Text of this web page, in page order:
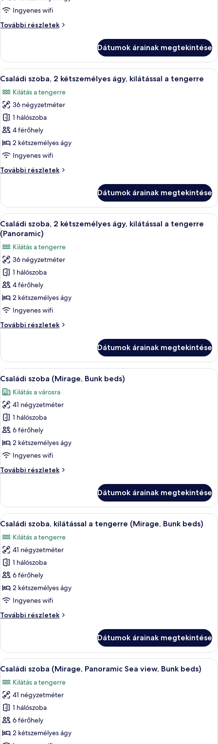
szoba,
kétszemélyes
Ingyenes wifi
További részletek
Családi
ágy
további
részletei
Dátumok árainak megtekintése
A
következő
szoba
összes
képének
megtekintése:
Családi
szoba,
kétszemélyes
a
tengerre
Egy szállodai szoba két ággyal, egy
8
Családi szoba, 2 kétszemélyes ágy, kilátással a tengerre
Kilátás a tengerre
36 négyzetméter
1 hálószoba
4 férőhely
2 kétszemélyes ágy
Ingyenes wifi
További részletek
Családi
ágy,
kilátással
a
tengerre
további
részletei
Dátumok árainak megtekintése
A
következő
szoba
összes
képének
megtekintése:
Családi
szoba,
2
ágy,
tengerre
(Panoramic)
Egy erkély, ahonnan a tengerpartra
6
Családi szoba, 2 kétszemélyes ágy, kilátással a tengerre
(Panoramic)
Kilátás a tengerre
36 négyzetméter
1 hálószoba
4 férőhely
2 kétszemélyes ágy
Ingyenes wifi
További részletek
Családi
ágy,
kilátással
a
(Panoramic)
további
részletei
Dátumok árainak megtekintése
A
következő
szoba
összes
képének
megtekintése:
Családi
szoba
(Mirage,
Bunk
Egy erkély, rajta egy fonott székkel
12
Családi szoba (Mirage, Bunk beds)
Kilátás a városra
41 négyzetméter
1 hálószoba
6 férőhely
2 kétszemélyes ágy
Ingyenes wifi
További részletek
Családi
beds)
további
részletei
Dátumok árainak megtekintése
A
következő
szoba
összes
képének
megtekintése:
Családi
szoba,
kilátással
a
Bunk
beds)
Egy erkély, ahonnan kilátás nyílik
13
Családi szoba, kilátással a tengerre (Mirage, Bunk beds)
Kilátás a tengerre
41 négyzetméter
1 hálószoba
6 férőhely
2 kétszemélyes ágy
Ingyenes wifi
További részletek
Családi
tengerre
(Mirage,
Bunk
további
részletei
Dátumok árainak megtekintése
A
következő
szoba
összes
képének
megtekintése:
Családi
szoba
Egy erkély, ahonnan a tengerpartra,
11
Családi szoba (Mirage, Panoramic Sea view, Bunk beds)
Kilátás a tengerre
41 négyzetméter
1 hálószoba
6 férőhely
2 kétszemélyes ágy